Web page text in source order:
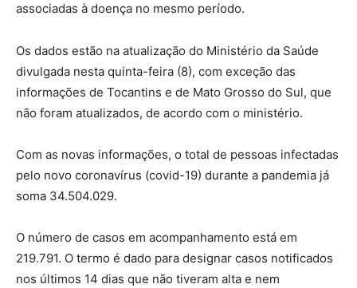
associadas à doença no mesmo período.
Os dados estão na atualização do Ministério da Saúde
divulgada nesta quinta-feira (8), com exceção das
informações de Tocantins e de Mato Grosso do Sul, que
não foram atualizados, de acordo com o ministério.
Com as novas informações, o total de pessoas infectadas
pelo novo coronavírus (covid-19) durante a pandemia já
soma 34.504.029.
O número de casos em acompanhamento está em
219.791. O termo é dado para designar casos notificados
nos últimos 14 dias que não tiveram alta e nem